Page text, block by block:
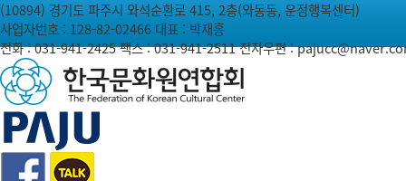
(10894) 경기도 파주시 와석순환로 415, 2층(와동동, 운정행복센터)
사업자번호 : 128-82-02466 대표 : 박재홍
전화 :031-941-2425팩스 : 031-941-2511전자우편 :